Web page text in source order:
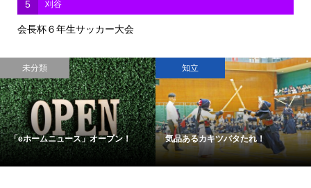
5 刈谷
会長杯６年生サッカー大会
未分類
「eホームニュース」オープン！
知立
気品あるカキツバタたれ！